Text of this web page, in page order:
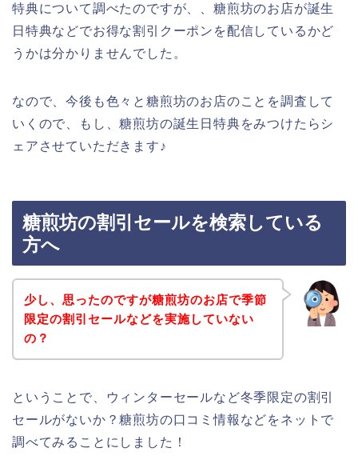
特典について調べたのですが、、糖煎坊のお店が誕生
日特典などでお得な割引クーポンを配信しているかど
うかは分かりませんでした。
なので、今後も色々と糖煎坊のお店のことを調査して
いくので、もし、糖煎坊の誕生日特典をみつけたらシ
ェアさせていただきます♪
糖煎坊の割引セールを検索している
方へ
少し、思ったのですが糖煎坊のお店で季節
限定の割引セールなどを実施していない
の？
ということで、ウィンターセールなど冬季限定の割引
セールがないか？糖煎坊の口コミ情報などをネットで
調べてみることにしました！